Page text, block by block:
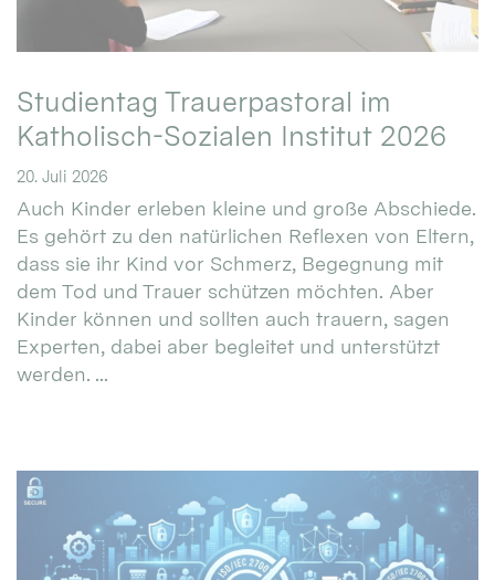
Studientag Trauerpastoral im
Katholisch-Sozialen Institut 2026
20. Juli 2026
Auch Kinder erleben kleine und große Abschiede.
Es gehört zu den natürlichen Reflexen von Eltern,
dass sie ihr Kind vor Schmerz, Begegnung mit
dem Tod und Trauer schützen möchten. Aber
Kinder können und sollten auch trauern, sagen
Experten, dabei aber begleitet und unterstützt
werden. ...